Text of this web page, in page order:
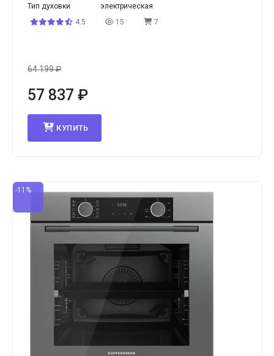
Тип духовки
электрическая
4.5
15 7
64 199₽
57 837 ₽
КУПИТЬ
-11%